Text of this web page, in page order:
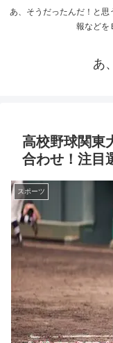
あ、そうだったんだ！と
報などを
あ
高校野球関東
合わせ！注目
スポーツ